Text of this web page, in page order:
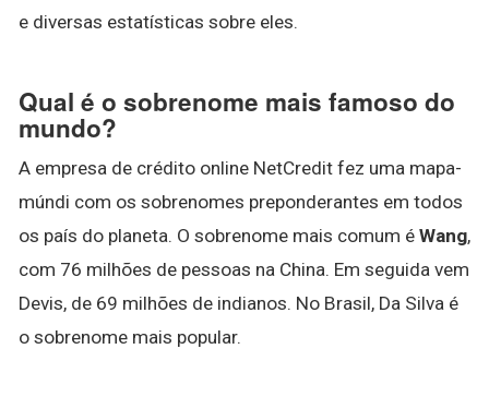
e diversas estatísticas sobre eles.
Qual é o sobrenome mais famoso do
mundo?
A empresa de crédito online NetCredit fez uma mapa-
múndi com os sobrenomes preponderantes em todos
os país do planeta. O sobrenome mais comum é Wang,
com 76 milhões de pessoas na China. Em seguida vem
Devis, de 69 milhões de indianos. No Brasil, Da Silva é
o sobrenome mais popular.